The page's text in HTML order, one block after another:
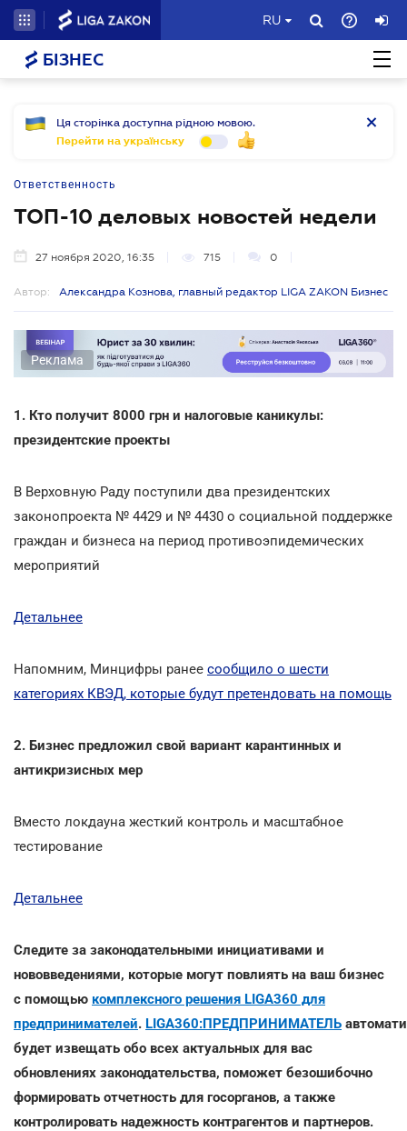
RU
БІЗНЕС
Ця сторінка доступна рідною мовою.
Перейти на українську
Ответственность
ТОП-10 деловых новостей недели
27 ноября 2020, 16:35 715 0
Автор: Александра Кознова, главный редактор LIGA ZAKON Бизнес
Реклама
1. Кто получит 8000 грн и налоговые каникулы:
президентские проекты
В Верховную Раду поступили два президентских
законопроекта № 4429 и № 4430 о социальной поддержке
граждан и бизнеса на период противоэпидемических
мероприятий
Детальнее
Напомним, Минцифры ранее сообщило о шести
категориях КВЭД, которые будут претендовать на помощь
2. Бизнес предложил свой вариант карантинных и
антикризисных мер
Вместо локдауна жесткий контроль и масштабное
тестирование
Детальнее
Следите за законодательными инициативами и
нововведениями, которые могут повлиять на ваш бизнес
с помощью комплексного решения LIGA360 для
предпринимателей. LIGA360:ПРЕДПРИНИМАТЕЛЬ
будет извещать обо всех актуальных для вас
обновлениях законодательства, поможет безошибочно
формировать отчетность для госорганов, а также
контролировать надежность контрагентов и партнеров.